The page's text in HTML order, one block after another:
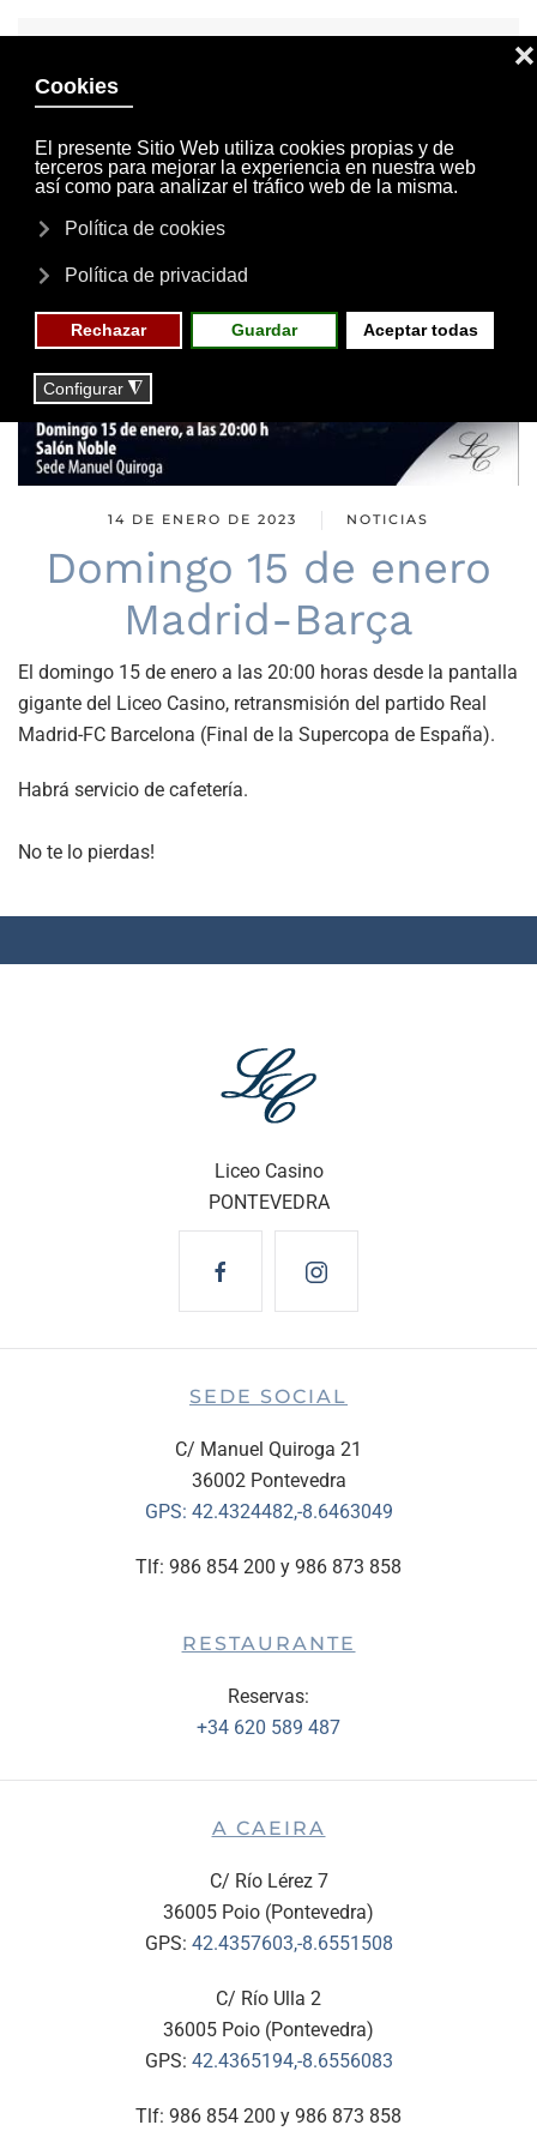
INVITACIONES
MI CUENTA
14 DE ENERO DE 2023 NOTICIAS
Domingo 15 de enero
Madrid-Barça
El domingo 15 de enero a las 20:00 horas desde la pantalla
gigante del Liceo Casino, retransmisión del partido Real
Madrid-FC Barcelona (Final de la Supercopa de España).
Habrá servicio de cafetería.
No te lo pierdas!
Liceo Casino
PONTEVEDRA
SEDE SOCIAL
C/ Manuel Quiroga 21
36002 Pontevedra
GPS: 42.4324482,-8.6463049
Tlf: 986 854 200 y 986 873 858
RESTAURANTE
Reservas:
+34 620 589 487
A CAEIRA
C/ Río Lérez 7
36005 Poio (Pontevedra)
GPS: 42.4357603,-8.6551508
C/ Río Ulla 2
36005 Poio (Pontevedra)
GPS: 42.4365194,-8.6556083
Tlf: 986 854 200 y 986 873 858